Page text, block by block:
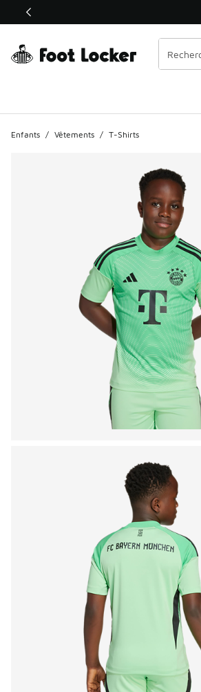
Ce lien ouvrira une nouvelle fenêtre
Enfants / Vêtements / T-Shirts